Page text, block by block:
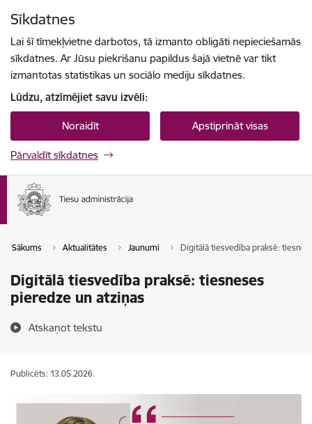
Sīkdatnes
Lai šī tīmekļvietne darbotos, tā izmanto obligāti nepieciešamās
sīkdatnes. Ar Jūsu piekrišanu papildus šajā vietnē var tikt
izmantotas statistikas un sociālo mediju sīkdatnes.
Lūdzu, atzīmējiet savu izvēli:
Noraidīt Apstiprināt visas
Pārvaldīt sīkdatnes
Sākums Aktualitātes Jaunumi Digitālā tiesvedība praksē:
Digitālā tiesvedība praksē: tiesneses
pieredze un atziņas
Atskaņot tekstu
Publicēts: 13.05.2026.